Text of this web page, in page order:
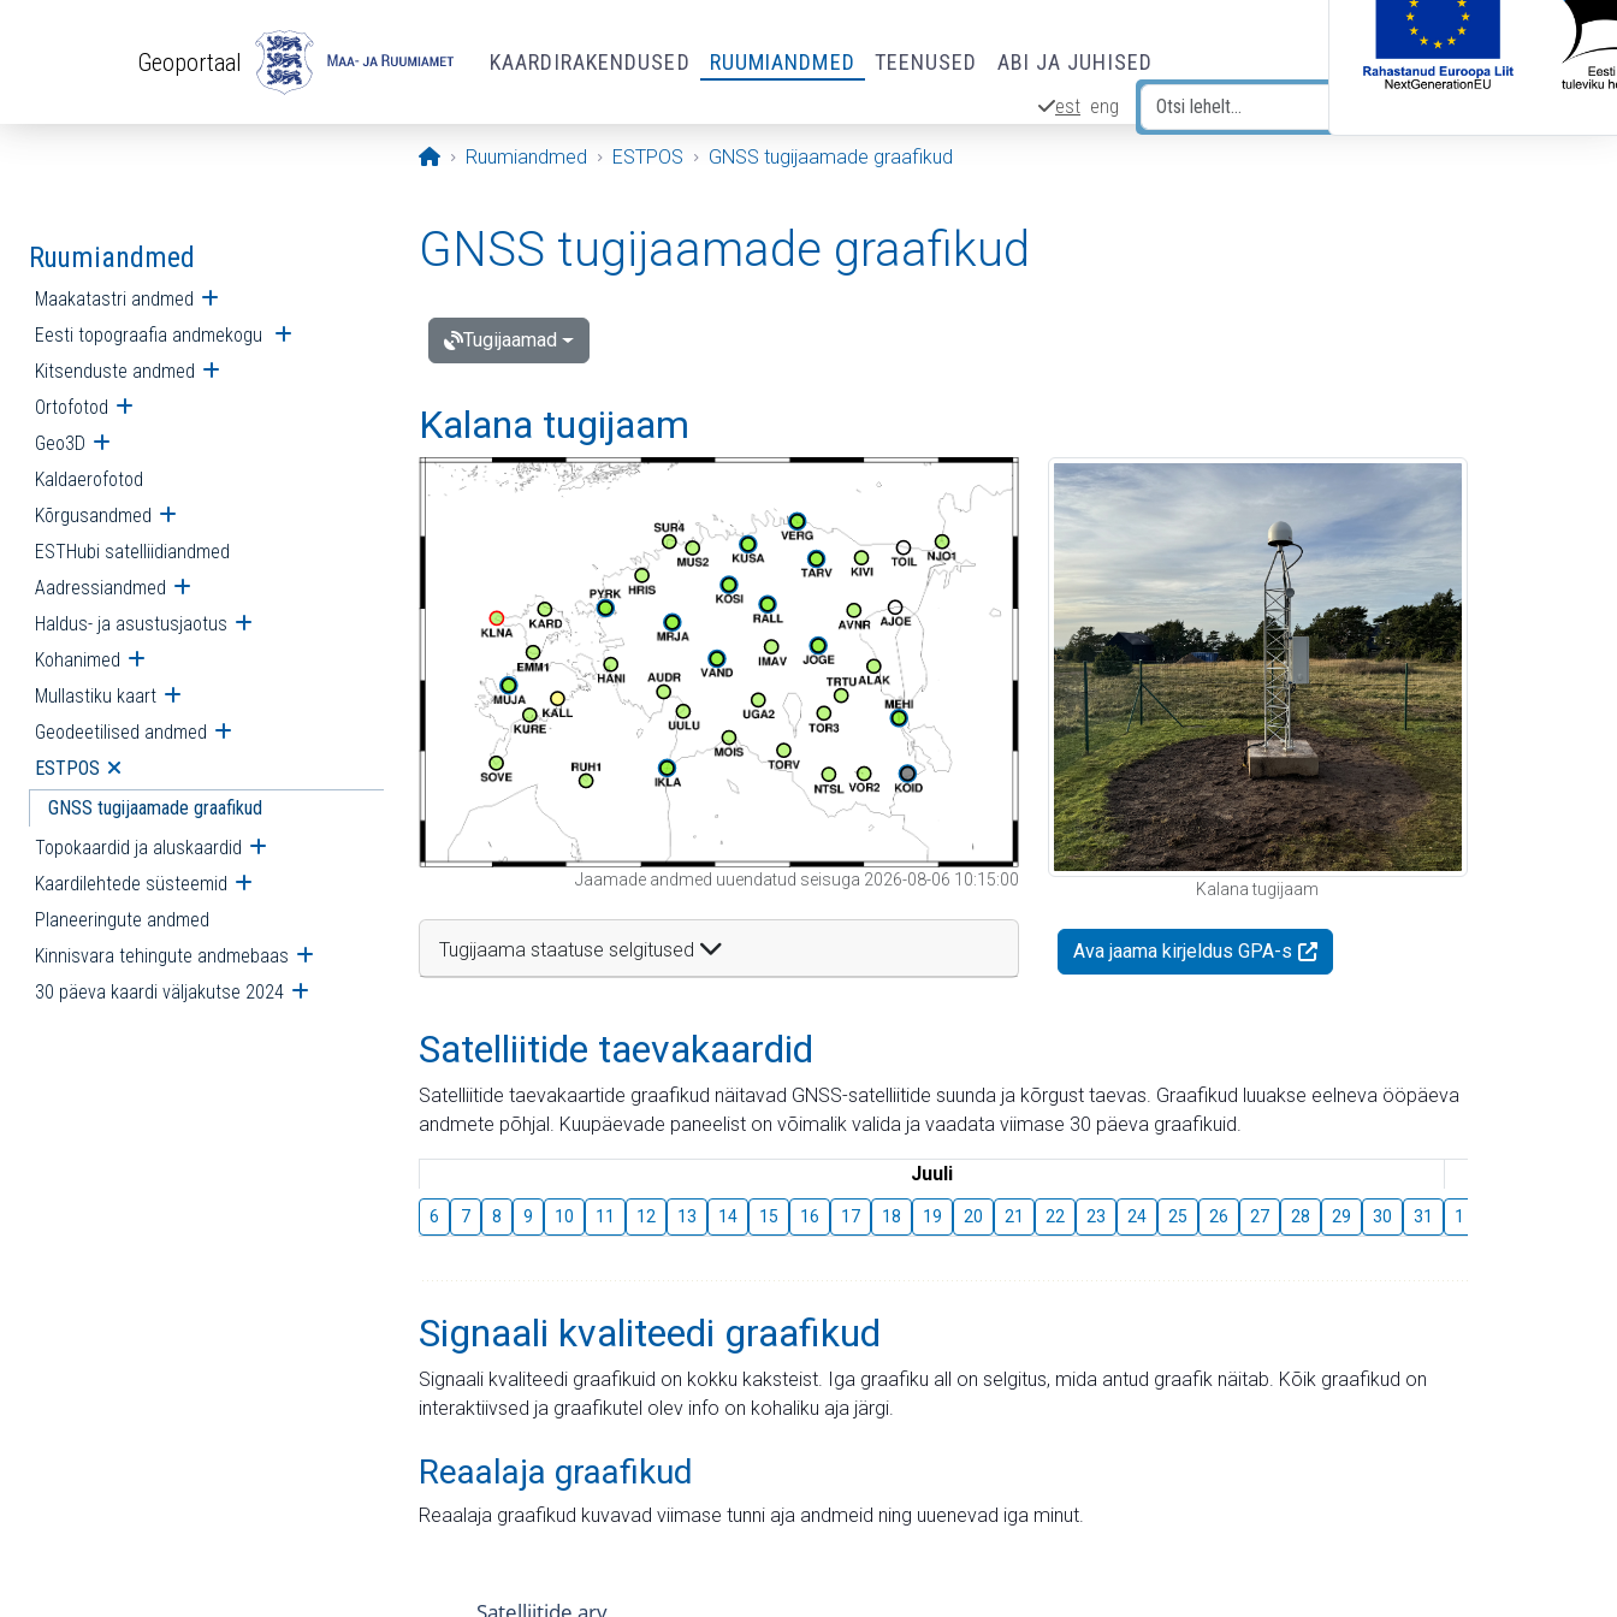
Geoportaal KAARDIRAKENDUSED RUUMIANDMED TEENUSED ABI JA JUHISED
est eng
Avaleht
Ruumiandmed ESTPOS GNSS tugijaamade graafikud
Ruumiandmed
Maakatastri andmed Ava alammenüü
Eesti topograafia andmekogu Ava alammenüü
Kitsenduste andmed Ava alammenüü
Ortofotod Ava alammenüü
Geo3D Ava alammenüü
Kaldaerofotod
Kõrgusandmed Ava alammenüü
ESTHubi satelliidiandmed
Aadressiandmed Ava alammenüü
Haldus- ja asustusjaotus Ava alammenüü
Kohanimed Ava alammenüü
Mullastiku kaart Ava alammenüü
Geodeetilised andmed Ava alammenüü
ESTPOS Ava alammenüü
GNSS tugijaamade graafikud
Topokaardid ja aluskaardid Ava alammenüü
Kaardilehtede süsteemid Ava alammenüü
Planeeringute andmed
Kinnisvara tehingute andmebaas Ava alammenüü
30 päeva kaardi väljakutse 2024 Ava alammenüü
GNSS tugijaamade graafikud
Tugijaamad
Kalana tugijaam
Jaamade andmed uuendatud seisuga 2026-08-06 10:15:00
Tugijaama staatuse selgitused
Kalana tugijaam
Ava jaama kirjeldus GPA-s
Satelliitide taevakaardid
Satelliitide taevakaartide graafikud näitavad GNSS-satelliitide suunda ja kõrgust taevas. Graafikud luuakse eelneva ööpäeva
andmete põhjal. Kuupäevade paneelist on võimalik valida ja vaadata viimase 30 päeva graafikuid.
Juuli
6 7 8 9 10 11 12 13 14 15 16 17 18 19 20 21 22 23 24 25 26 27 28 29 30 31 1
Signaali kvaliteedi graafikud
Signaali kvaliteedi graafikuid on kokku kaksteist. Iga graafiku all on selgitus, mida antud graafik näitab. Kõik graafikud on
interaktiivsed ja graafikutel olev info on kohaliku aja järgi.
Reaalaja graafikud
Reaalaja graafikud kuvavad viimase tunni aja andmeid ning uuenevad iga minut.